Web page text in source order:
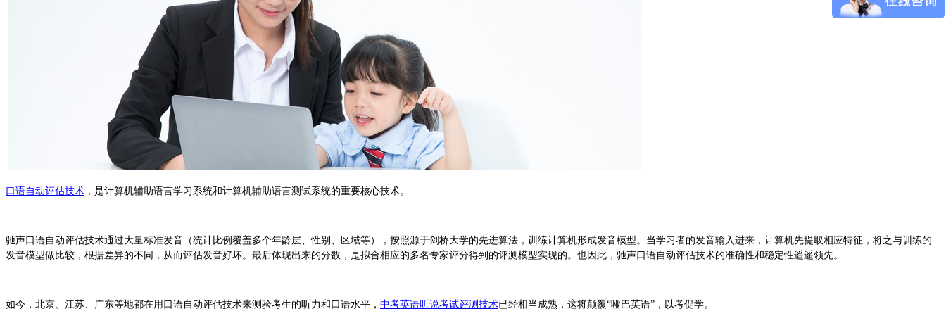
口语自动评估技术 ，是计算机辅助语言学习系统和计算机辅助语言测试系统的重要核心技术。
驰声口语自动评估技术通过大量标准发音（统计比例覆盖多个年龄层、性别、区域等），按照源于剑桥大学的先进算法，训练计算机形成发音模型。当学习者的发音输入进来，计算机先提取相应特征，将之与训练的
发音模型做比较，根据差异的不同，从而评估发音好坏。最后体现出来的分数，是拟合相应的多名专家评分得到的评测模型实现的。也因此，驰声口语自动评估技术的准确性和稳定性遥遥领先。
如今，北京、江苏、 广东等地都在用口语自动评估技术来测验考生的听力和口语水平， 中考英语听说考试评测技术已经相当成熟，这将颠覆“哑巴英语”，以考促学。